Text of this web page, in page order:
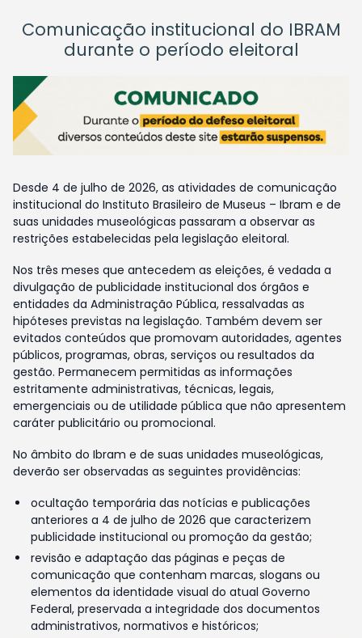
Comunicação institucional do IBRAM
durante o período eleitoral
Desde 4 de julho de 2026, as atividades de comunicação
institucional do Instituto Brasileiro de Museus – Ibram e de
suas unidades museológicas passaram a observar as
restrições estabelecidas pela legislação eleitoral.
Nos três meses que antecedem as eleições, é vedada a
divulgação de publicidade institucional dos órgãos e
entidades da Administração Pública, ressalvadas as
hipóteses previstas na legislação. Também devem ser
evitados conteúdos que promovam autoridades, agentes
públicos, programas, obras, serviços ou resultados da
gestão. Permanecem permitidas as informações
estritamente administrativas, técnicas, legais,
emergenciais ou de utilidade pública que não apresentem
caráter publicitário ou promocional.
No âmbito do Ibram e de suas unidades museológicas,
deverão ser observadas as seguintes providências:
ocultação temporária das notícias e publicações
anteriores a 4 de julho de 2026 que caracterizem
publicidade institucional ou promoção da gestão;
revisão e adaptação das páginas e peças de
comunicação que contenham marcas, slogans ou
elementos da identidade visual do atual Governo
Federal, preservada a integridade dos documentos
administrativos, normativos e históricos;